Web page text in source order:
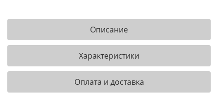
Описание
Характеристики
Оплата и доставка